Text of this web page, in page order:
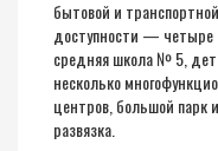
бытовой и
доступности — четыре
средняя школа № 5,
несколько
центров, большой парк
развязка.